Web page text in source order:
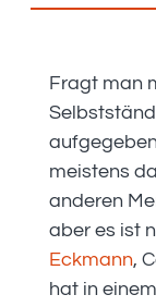
Fragt man
meistens
anderen
aber es ist
Eckmann,
hat in